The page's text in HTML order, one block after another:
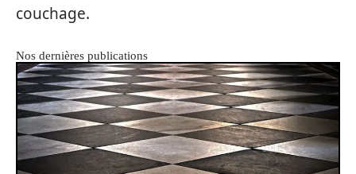
couchage.
Nos dernières publications